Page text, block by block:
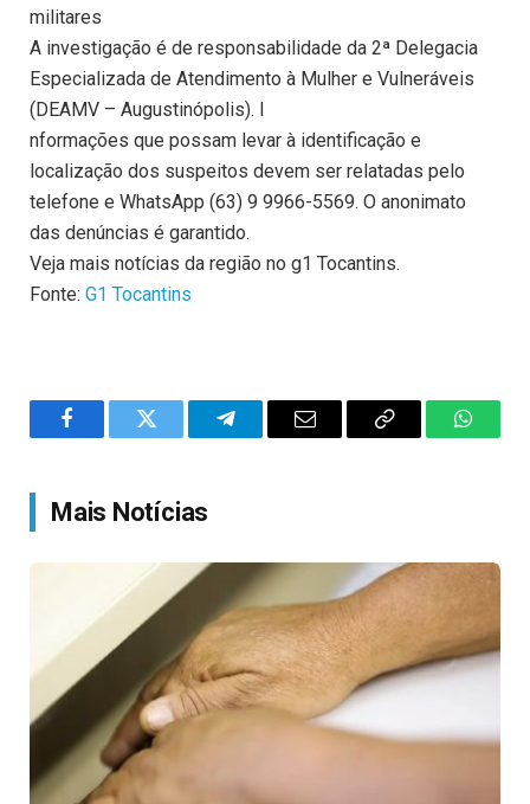
militares
A investigação é de responsabilidade da 2ª Delegacia
Especializada de Atendimento à Mulher e Vulneráveis
(DEAMV – Augustinópolis). I
nformações que possam levar à identificação e
localização dos suspeitos devem ser relatadas pelo
telefone e WhatsApp (63) 9 9966-5569. O anonimato
das denúncias é garantido.
Veja mais notícias da região no g1 Tocantins.
Fonte: G1 Tocantins
FacebookTwitter TelegramEmail
Copy
Mais Notícias